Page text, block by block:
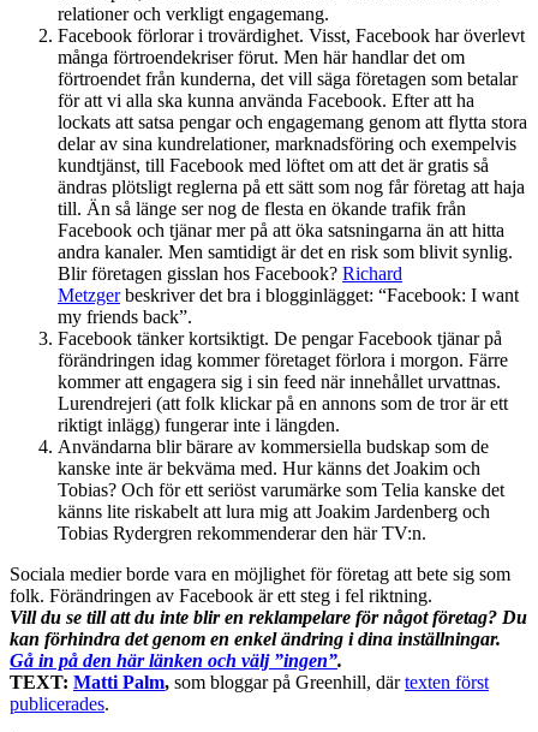
relationer och verkligt engagemang.
Facebook förlorar i trovärdighet. Visst, Facebook har överlevt
många förtroendekriser förut. Men här handlar det om
förtroendet från kunderna, det vill säga företagen som betalar
för att vi alla ska kunna använda Facebook. Efter att ha
lockats att satsa pengar och engagemang genom att flytta stora
delar av sina kundrelationer, marknadsföring och exempelvis
kundtjänst, till Facebook med löftet om att det är gratis så
ändras plötsligt reglerna på ett sätt som nog får företag att haja
till. Än så länge ser nog de flesta en ökande trafik från
Facebook och tjänar mer på att öka satsningarna än att hitta
andra kanaler. Men samtidigt är det en risk som blivit synlig.
Blir företagen gisslan hos Facebook? Richard
Metzgerbeskriver det bra i blogginlägget: “Facebook: I want
my friends back”.
Facebook tänker kortsiktigt. De pengar Facebook tjänar på
förändringen idag kommer företaget förlora i morgon. Färre
kommer att engagera sig i sin feed när innehållet urvattnas.
Lurendrejeri (att folk klickar på en annons som de tror är ett
riktigt inlägg) fungerar inte i längden.
Användarna blir bärare av kommersiella budskap som de
kanske inte är bekväma med. Hur känns det Joakim och
Tobias? Och för ett seriöst varumärke som Telia kanske det
känns lite riskabelt att lura mig att Joakim Jardenberg och
Tobias Rydergren rekommenderar den här TV:n.
Sociala medier borde vara en möjlighet för företag att bete sig som
folk. Förändringen av Facebook är ett steg i fel riktning.
Vill du se till att du inte blir en reklampelare för något företag? Du
kan förhindra det genom en enkel ändring i dina inställningar.
Gå in på den här länken och välj ”ingen”.
TEXT: Matti Palm, som bloggar på Greenhill, därtexten först
publicerades.